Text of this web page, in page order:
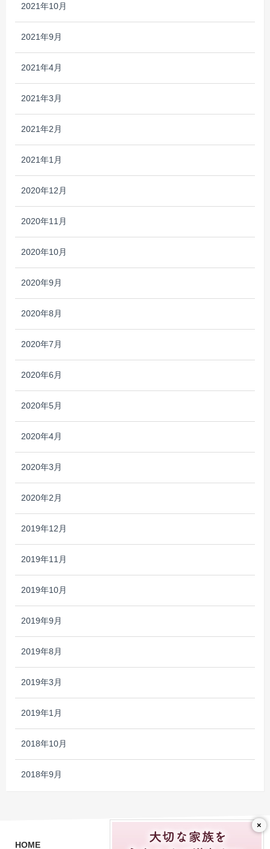
2021年10月
2021年9月
2021年4月
2021年3月
2021年2月
2021年1月
2020年12月
2020年11月
2020年10月
2020年9月
2020年8月
2020年7月
2020年6月
2020年5月
2020年4月
2020年3月
2020年2月
2019年12月
2019年11月
2019年10月
2019年9月
2019年8月
2019年3月
2019年1月
2018年10月
2018年9月
HOME
×